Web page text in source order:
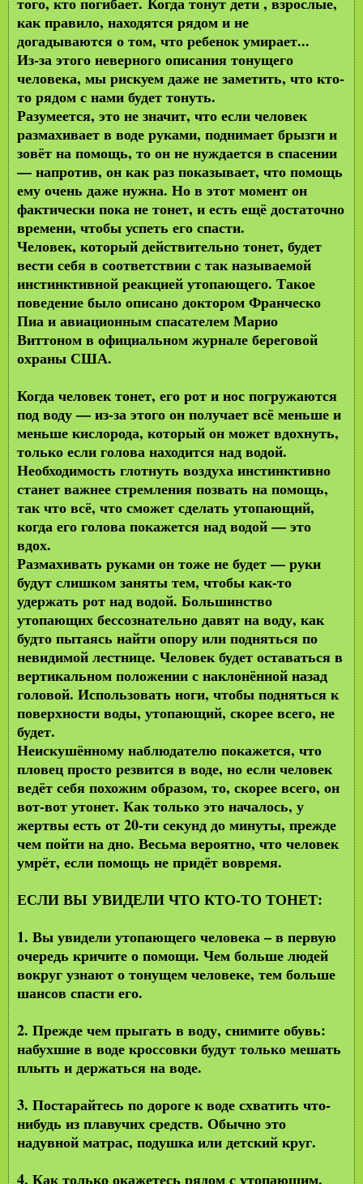
как правило, находятся рядом и не
догадываются о том, что ребенок умирает...
Из-за этого неверного описания тонущего
человека, мы рискуем даже не заметить, что кто-
то рядом с нами будет тонуть.
Разумеется, это не значит, что если человек
размахивает в воде руками, поднимает брызги и
зовёт на помощь, то он не нуждается в спасении
— напротив, он как раз показывает, что помощь
ему очень даже нужна. Но в этот момент он
фактически пока не тонет, и есть ещё достаточно
времени, чтобы успеть его спасти.
Человек, который действительно тонет, будет
вести себя в соответствии с так называемой
инстинктивной реакцией утопающего. Такое
поведение было описано доктором Франческо
Пиа и авиационным спасателем Марио
Виттоном в официальном журнале береговой
охраны США.
Когда человек тонет, его рот и нос погружаются
под воду — из-за этого он получает всё меньше и
меньше кислорода, который он может вдохнуть,
только если голова находится над водой.
Необходимость глотнуть воздуха инстинктивно
станет важнее стремления позвать на помощь,
так что всё, что сможет сделать утопающий,
когда его голова покажется над водой — это
вдох.
Размахивать руками он тоже не будет — руки
будут слишком заняты тем, чтобы как-то
удержать рот над водой. Большинство
утопающих бессознательно давят на воду, как
будто пытаясь найти опору или подняться по
невидимой лестнице. Человек будет оставаться в
вертикальном положении с наклонённой назад
головой. Использовать ноги, чтобы подняться к
поверхности воды, утопающий, скорее всего, не
будет.
Неискушённому наблюдателю покажется, что
пловец просто резвится в воде, но если человек
ведёт себя похожим образом, то, скорее всего, он
вот-вот утонет. Как только это началось, у
жертвы есть от 20-ти секунд до минуты, прежде
чем пойти на дно. Весьма вероятно, что человек
умрёт, если помощь не придёт вовремя.
ЕСЛИ ВЫ УВИДЕЛИ ЧТО КТО-ТО ТОНЕТ:
1. Вы увидели утопающего человека – в первую
очередь кричите о помощи. Чем больше людей
вокруг узнают о тонущем человеке, тем больше
шансов спасти его.
2. Прежде чем прыгать в воду, снимите обувь:
набухшие в воде кроссовки будут только мешать
плыть и держаться на воде.
3. Постарайтесь по дороге к воде схватить что-
нибудь из плавучих средств. Обычно это
надувной матрас, подушка или детский круг.
4. Как только окажетесь рядом с утопающим,